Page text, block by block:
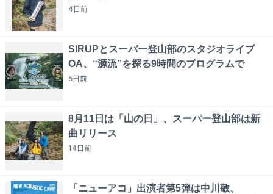
4日前
SIRUPとスーパー登山部のスタジオライブ
OA、“源流”を探る9時間のプログラムで
5日前
8月11日は「山の日」、スーパー登山部は新
曲リリース
14日前
「ニューアコ」出演者第5弾は中川敬、